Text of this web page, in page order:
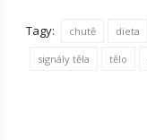
Tagy: chutě dieta
signály těla tělo